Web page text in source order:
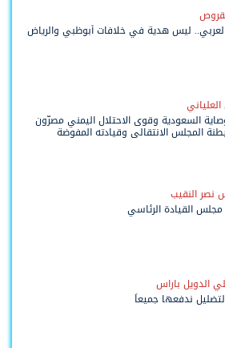
ليس هدية في خلافات أبوظبي والرياض
السعودية وقوى الاحتلال اليمني مصرّون
المجلس الانتقالي وقيادته المفوضة
الشعبية؟
نصر النقيب
القيادة الرئاسي
الدويل باراس
ندفعها جميعاً